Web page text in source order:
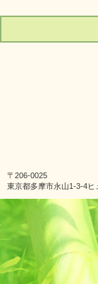
〒206-0025
東京都多摩市永山1-3-4